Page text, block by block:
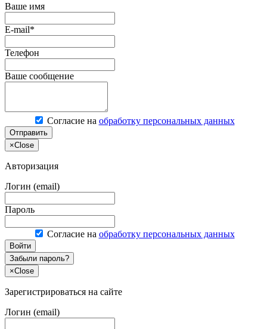
Ваше имя
E-mail*
Телефон
Ваше сообщение
Согласие на обработку персональных данных
Отправить
×Close
Авторизация
Логин (email)
Пароль
Согласие на обработку персональных данных
Войти
Забыли пароль?
×Close
Зарегистрироваться на сайте
Логин (email)